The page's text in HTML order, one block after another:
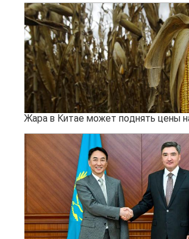
Жара в Китае может поднять цены